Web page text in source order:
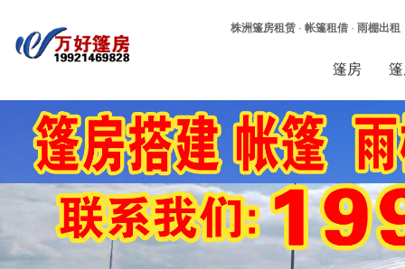
株洲篷房租赁· 帐篷租借· 雨棚出租
篷房